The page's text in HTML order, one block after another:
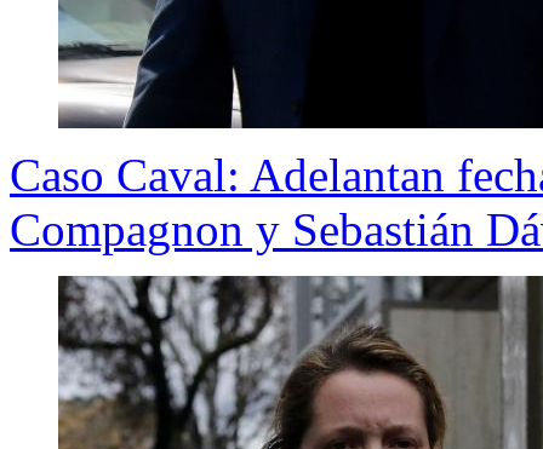
Caso Caval: Adelantan
Compagnon y Sebastián